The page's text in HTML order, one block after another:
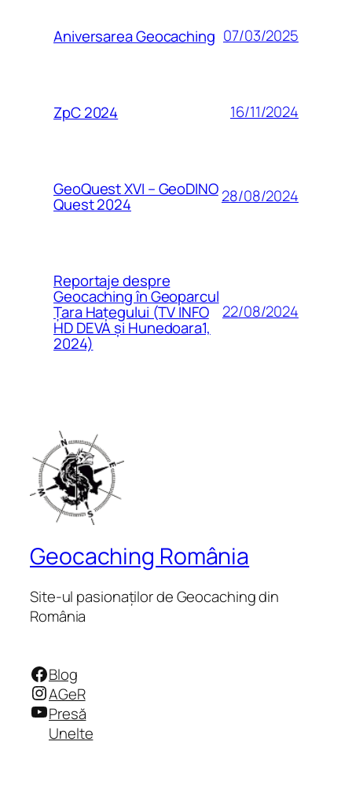
Aniversarea Geocaching 07/03/2025
ZpC 2024 16/11/2024
GeoQuest XVI – GeoDINO
Quest 2024 28/08/2024
Reportaje despre
Geocaching în Geoparcul
Țara Hațegului (TV INFO
HD DEVA și Hunedoara1,
2024)
22/08/2024
Geocaching România
Site-ul pasionaților de Geocaching din
România
Facebook
Instagram
YouTube
Blog
AGeR
Presă
Unelte